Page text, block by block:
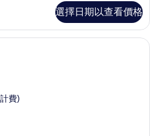
選擇日期以查看價格
客房內保險箱、書桌、筆電工作空間
費)